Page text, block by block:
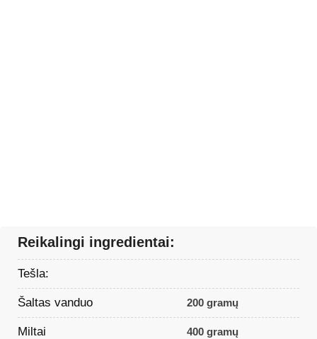
Reikalingi ingredientai:
Tešla:
Šaltas vanduo 200 gramų
Miltai 400 gramų